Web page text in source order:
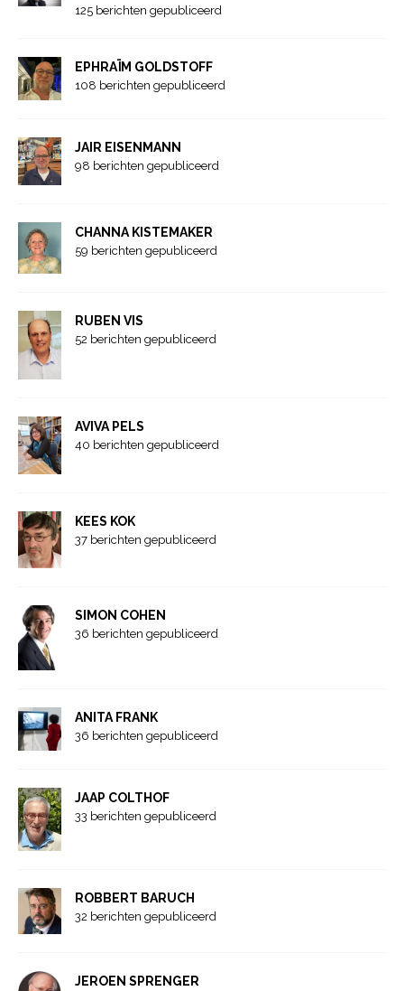
125 berichten gepubliceerd
EPHRAÏM GOLDSTOFF
108 berichten gepubliceerd
JAIR EISENMANN
98 berichten gepubliceerd
CHANNA KISTEMAKER
59 berichten gepubliceerd
RUBEN VIS
52 berichten gepubliceerd
AVIVA PELS
40 berichten gepubliceerd
KEES KOK
37 berichten gepubliceerd
SIMON COHEN
36 berichten gepubliceerd
ANITA FRANK
36 berichten gepubliceerd
JAAP COLTHOF
33 berichten gepubliceerd
ROBBERT BARUCH
32 berichten gepubliceerd
JEROEN SPRENGER